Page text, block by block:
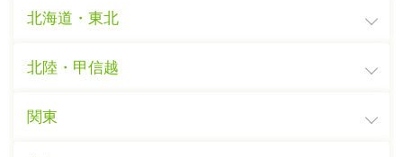
北海道・東北
北陸・甲信越
関東